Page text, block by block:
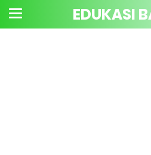
EDUKASI